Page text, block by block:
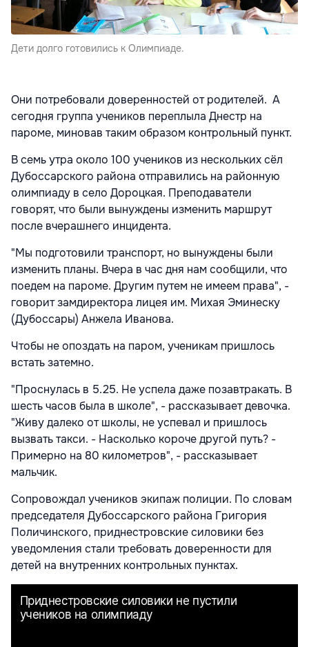
Дети долго готовились к Олимпиаде.
Они потребовали доверенностей от родителей. А
сегодня группа учеников переплыла Днестр на
пароме, миновав таким образом контрольный пункт.
В семь утра около 100 учеников из нескольких сёл
Дубоссарского района отправились на районную
олимпиаду в село Дороцкая. Преподаватели
говорят, что были вынуждены изменить маршрут
после вчерашнего инцидента.
"Мы подготовили транспорт, но вынуждены были
изменить планы. Вчера в час дня нам сообщили, что
поедем на пароме. Другим путем не имеем права", -
говорит замдиректора лицея им. Михая Эминеску
(Дубоссары) Анжела Иванова.
Чтобы не опоздать на паром, ученикам пришлось
встать затемно.
"Проснулась в 5.25. Не успела даже позавтракать. В
шесть часов была в школе", - рассказывает девочка.
"Живу далеко от школы, не успевал и пришлось
вызвать такси. - Насколько короче другой путь? -
Примерно на 80 километров", - рассказывает
мальчик.
Сопровождал учеников экипаж полиции. По словам
председателя Дубоссарского района Григория
Поличинского, приднестровские силовики без
уведомления стали требовать доверенности для
детей на внутренних контрольных пунктах.